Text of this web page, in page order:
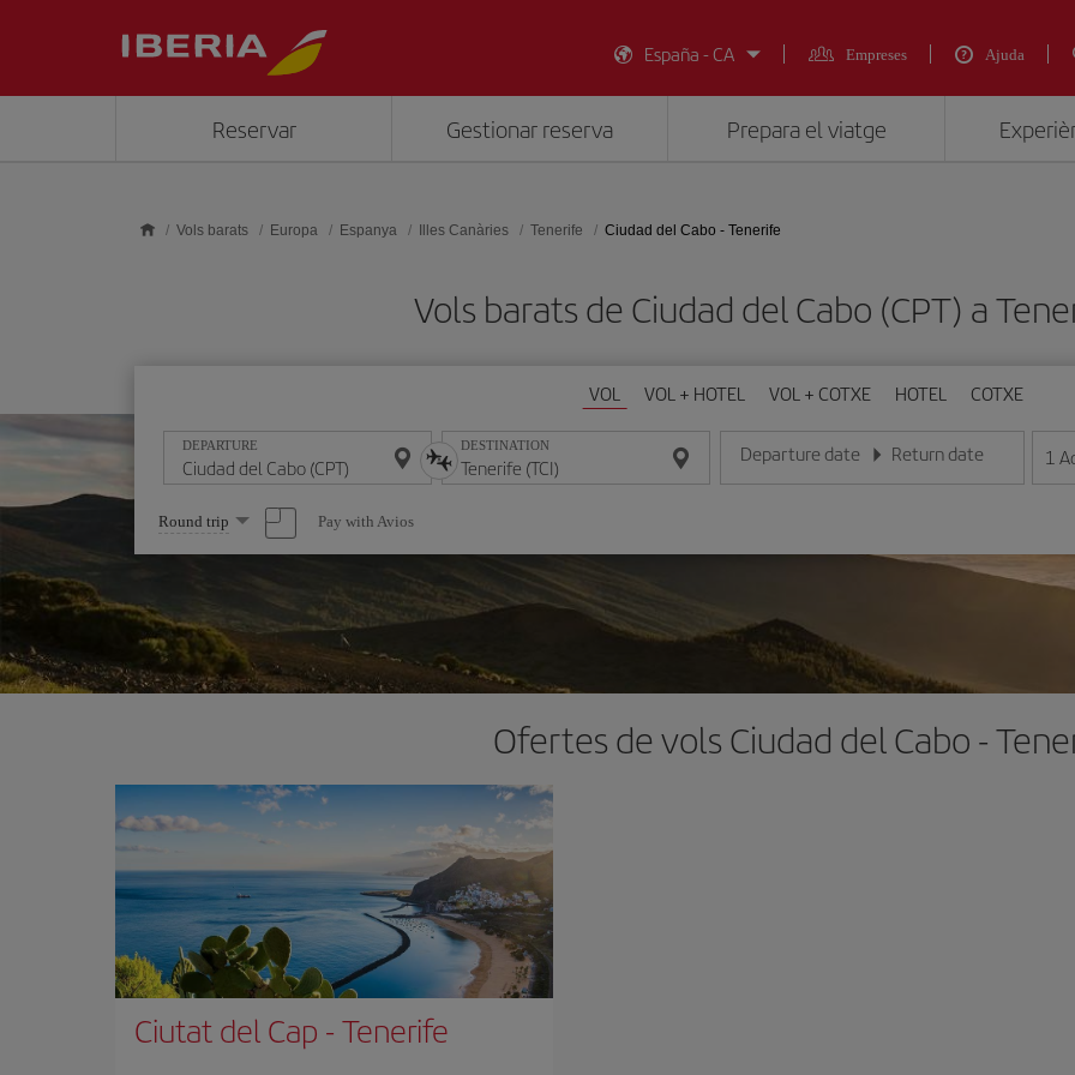
España - CA
Empreses Ajuda
Reservar Gestionar reserva Prepara el viatge
Vols barats Europa Espanya Illes Canàries Tenerife Ciudad del Cabo - Tenerife
Vols barats de Ciudad del Cabo (CPT) a
VOL VOL + HOTEL VOL + COTXE HOTEL COTXE
DEPARTURE DESTINATION Departure date
Introduce la fecha en format dia/mes/any
Return date
Introduce la fecha en format
1
Select
one
option
Round trip Pay with Avios
Ofertes de vols Ciudad del Cabo -
Ciutat del Cap -Tenerife